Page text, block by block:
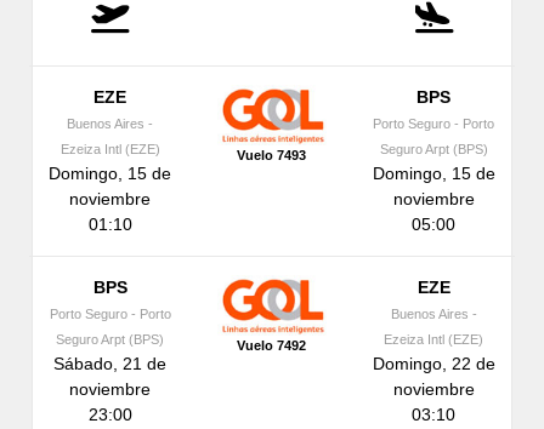
EZE
Buenos Aires -
Ezeiza Intl (EZE)
Domingo, 15 de
noviembre
01:10
Vuelo 7493
BPS
Porto Seguro - Porto
Seguro Arpt (BPS)
Domingo, 15 de
noviembre
05:00
BPS
Porto Seguro - Porto
Seguro Arpt (BPS)
Sábado, 21 de
noviembre
23:00
Vuelo 7492
EZE
Buenos Aires -
Ezeiza Intl (EZE)
Domingo, 22 de
noviembre
03:10